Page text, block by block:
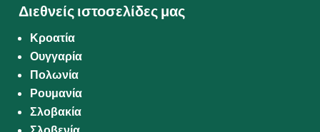
Διεθνείς ιστοσελίδες μας
Κροατία
Ουγγαρία
Πολωνία
Ρουμανία
Σλοβακία